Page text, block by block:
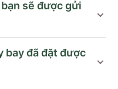
sẽ được gửi
bay đã đặt được